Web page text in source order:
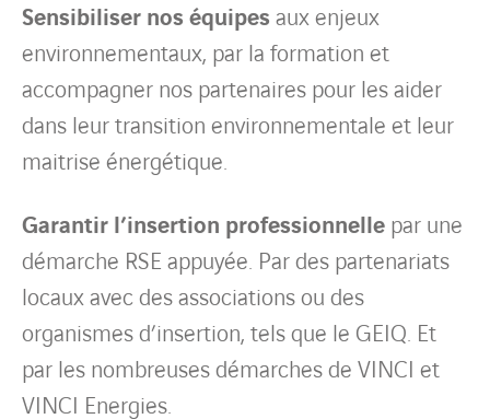
Sensibiliser nos équipes aux enjeux
environnementaux, par la formation et
accompagner nos partenaires pour les aider
dans leur transition environnementale et leur
maitrise énergétique.
Garantir l’insertion professionnelle par une
démarche RSE appuyée. Par des partenariats
locaux avec des associations ou des
organismes d’insertion, tels que le GEIQ. Et
par les nombreuses démarches de VINCI et
VINCI Energies.